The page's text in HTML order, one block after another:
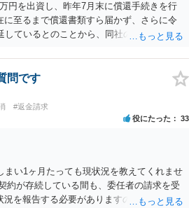
円を出資し、昨年7月末に償還手続きを行
に至るまで償還書類すら届かず、さらに令
しているとのことから、同社の資金繰りは
れば債権回収が困難となるおそれがあり、
する必要があります。 本件は、明らかに弁
です。内容証明郵便により返還請求の意
ば訴訟提起や仮差押え等の法的措置をと
んなで大家さんは、令和5年6月に金融庁
おり、集団投資スキームに関する法令違反
返還に応じる余力が今後失われるおそれ
んじて請求手続を行うことが重要です。
阪に所在する相手方企業であっても、現在
談・電子手続等で対応可能です。実際、当
する出資金返還請求について対応実績があ
問です
#返金請求
役にたった 33
まい1ヶ月たっても現状況を教えてくれませ
約が存続している間も、委任者の請求を受
況を報告する必要がありますので（民法６